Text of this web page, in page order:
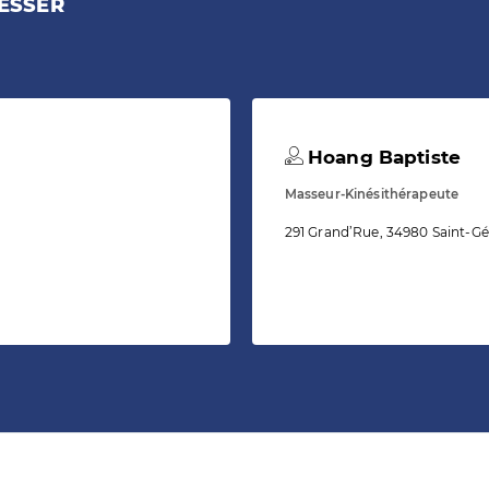
Hoang Baptiste
Masseur-Kinésithérapeute
291 Grand’Rue, 34980 Saint-